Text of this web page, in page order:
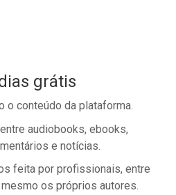
grátis
o conteúdo da plataforma.
audiobooks, ebooks,
e notícias.
feita por profissionais, entre
os próprios autores.